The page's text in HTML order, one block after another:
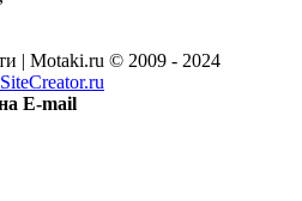
| Motaki.ru © 2009 - 2024
SiteCreator.ru
E-mail